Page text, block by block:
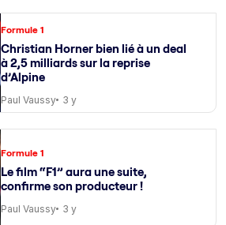
Formule 1
Christian Horner bien lié à un deal
à 2,5 milliards sur la reprise
d’Alpine
Paul Vaussy 3 y
Formule 1
Le film “F1” aura une suite,
confirme son producteur !
Paul Vaussy 3 y